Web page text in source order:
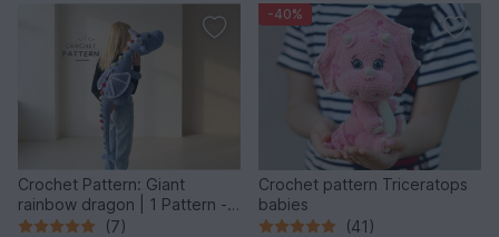
Crochet Pattern: Giant
rainbow dragon | 1 Pattern - 2
Giant Sizes
(7)
-40%
Crochet pattern Triceratops
babies
(41)